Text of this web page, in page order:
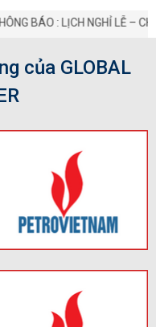
NĂM MỚI 2026
của GLOBAL